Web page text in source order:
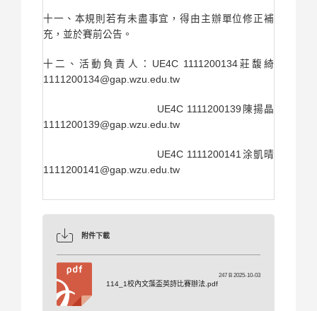
十一、本規則若有未盡事宜，得由主辦單位修正補
充，並於賽前公告。
十二、活動負責人：UE4C 1111200134莊馥綺
1111200134@gap.wzu.edu.tw
UE4C 1111200139陳揚晶
1111200139@gap.wzu.edu.tw
UE4C 1111200141涂凱晴
1111200141@gap.wzu.edu.tw
附件下載
114_1校內文藻盃英詩比賽辦法.pdf
247 B 2025-10-03